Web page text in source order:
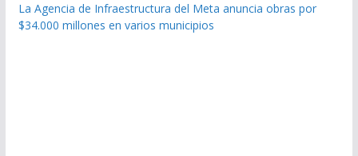
La Agencia de Infraestructura del Meta anuncia obras por
$34.000 millones en varios municipios